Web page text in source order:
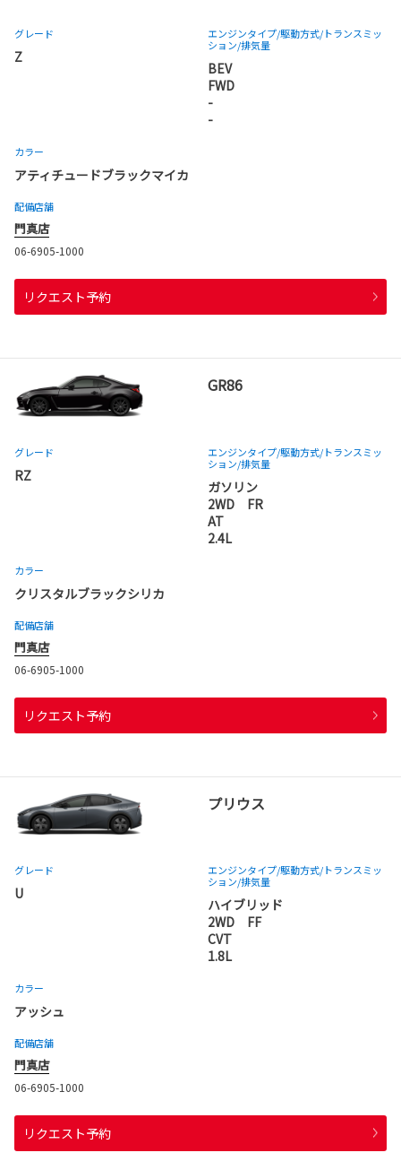
グレード
Z
エンジンタイプ/駆動方式/トランスミッ
ション/排気量
BEV
FWD
-
-
カラー
アティチュードブラックマイカ
配備店舗
門真店
06-6905-1000
リクエスト予約
GR86
グレード
RZ
エンジンタイプ/駆動方式/トランスミッ
ション/排気量
ガソリン
2WD FR
AT
2.4L
カラー
クリスタルブラックシリカ
配備店舗
門真店
06-6905-1000
リクエスト予約
プリウス
グレード
U
エンジンタイプ/駆動方式/トランスミッ
ション/排気量
ハイブリッド
2WD FF
CVT
1.8L
カラー
アッシュ
配備店舗
門真店
06-6905-1000
リクエスト予約